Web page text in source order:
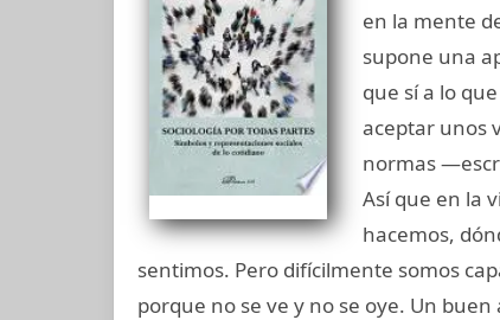
en la mente
supone una
que sí a lo
aceptar unos
normas
Así que en la
hacemos,
sentimos. Pero difícilmente somos
porque no se ve y no se oye. Un